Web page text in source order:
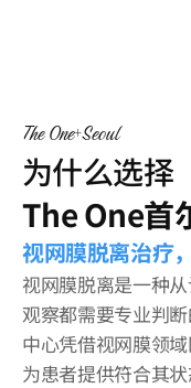
The One Seoul
为什么选择
The One首
视网膜脱离治疗
视网膜脱离是一种
观察都需要专业判
中心凭借视网膜领
为患者提供符合其状